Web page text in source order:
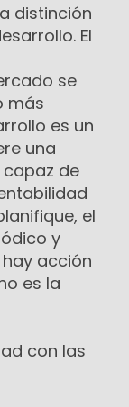
distinción
El
se
más
es un
una
de
el
y
acción
es la
con las